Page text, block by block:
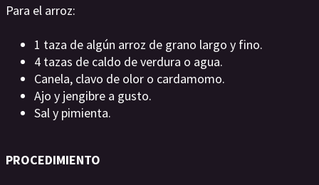
Para el arroz:
1 taza de algún arroz de grano largo y fino.
4 tazas de caldo de verdura o agua.
Canela, clavo de olor o cardamomo.
Ajo y jengibre a gusto.
Sal y pimienta.
PROCEDIMIENTO